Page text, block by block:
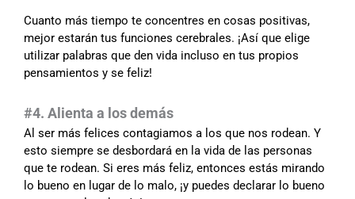
Cuanto más tiempo te concentres en cosas positivas,
mejor estarán tus funciones cerebrales. ¡Así que elige
utilizar palabras que den vida incluso en tus propios
pensamientos y se feliz!
#4. Alienta a los demás
Al ser más felices contagiamos a los que nos rodean. Y
esto siempre se desbordará en la vida de las personas
que te rodean. Si eres más feliz, entonces estás mirando
lo bueno en lugar de lo malo, ¡y puedes declarar lo bueno